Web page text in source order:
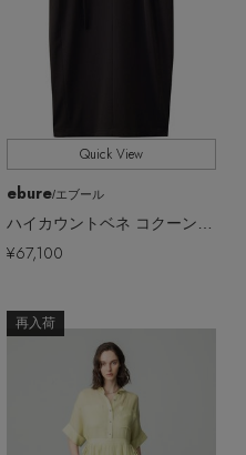
など)
すべて
全ての価格
Quick View
ebure/エブール
¥67,100
再入荷